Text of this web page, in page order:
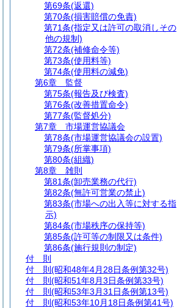
第69条(返還)
第70条(損害賠償の免責)
第71条(指定又は許可の取消しその
他の規制)
第72条(補修命令等)
第73条(使用料等)
第74条(使用料の減免)
第6章
監督
第75条(報告及び検査)
第76条(改善措置命令)
第77条(監督処分)
第7章
市場運営協議会
第78条(市場運営協議会の設置)
第79条(所掌事項)
第80条(組織)
第8章
雑則
第81条(卸売業務の代行)
第82条(無許可営業の禁止)
第83条(市場への出入等に対する指
示)
第84条(市場秩序の保持等)
第85条(許可等の制限又は条件)
第86条(施行規則の制定)
付 則
付 則 (昭和48年4月28日条例第32号)
付 則 (昭和51年8月3日条例第33号)
付 則 (昭和53年3月31日条例第13号)
付 則 (昭和53年10月18日条例第41号)